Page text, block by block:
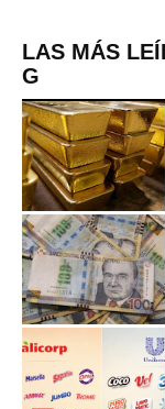
LAS MÁS
G